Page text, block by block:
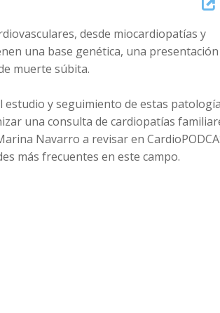
keys
to
decrease
volume.
desde miocardiopatías y
una base genética, una presentación
muerte súbita.
estudio y seguimiento de estas
una consulta de cardiopatías
Navarro a revisar en
más frecuentes en este campo.